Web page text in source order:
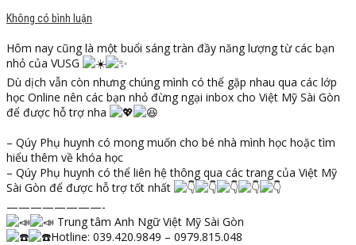
Không có bình luận
Hôm nay cũng là một buổi sáng tràn đầy năng lượng từ các bạn
nhỏ của VUSG
Dù dịch vẫn còn nhưng chúng mình có thể gặp nhau qua các lớp
học Online nên các bạn nhỏ đừng ngại inbox cho Việt Mỹ Sài Gòn
để được hỗ trợ nha
– Qúy Phụ huynh có mong muốn cho bé nhà mình học hoặc tìm
hiểu thêm về khóa học
– Qúy Phụ huynh có thể liên hệ thông qua các trang của Việt Mỹ
Sài Gòn để được hỗ trợ tốt nhất
————————-
Trung tâm Anh Ngữ Việt Mỹ Sài Gòn
Hotline: 039.420.9849 – 0979.815.048